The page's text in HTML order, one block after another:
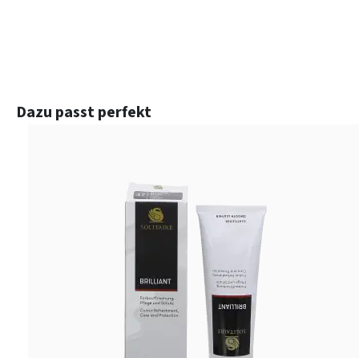
Produktgalerie überspringen
Dazu passt perfekt